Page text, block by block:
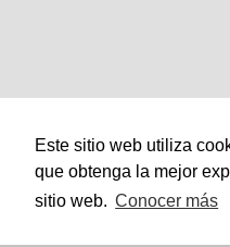
Este sitio web utiliza
que obtenga la mejor
sitio web. Conocer más